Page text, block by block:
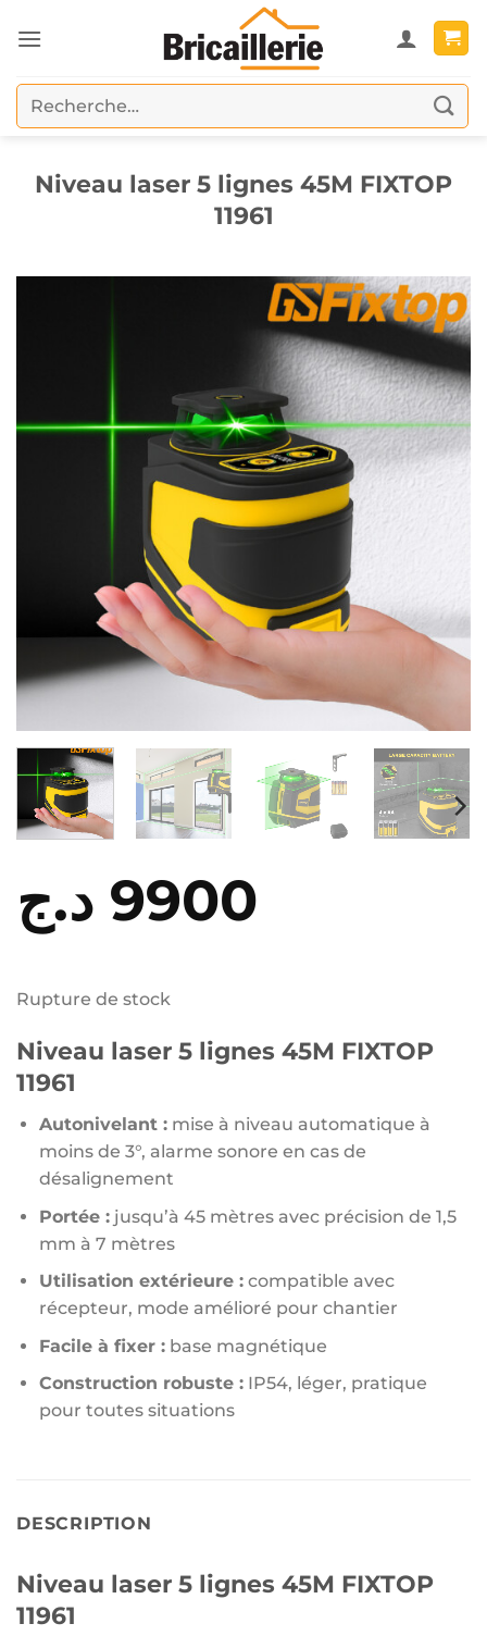
au
Recherche
pour :
Niveau laser 5 lignes 45M FIXTOP
11961
9900 د.ج
Rupture de stock
Niveau laser 5 lignes 45M FIXTOP
11961
Autonivelant :mise à niveau automatique à
moins de 3°, alarme sonore en cas de
désalignement
Portée :jusqu’à 45 mètres avec précision de 1,5
mm à 7 mètres
Utilisation extérieure :compatible avec
récepteur, mode amélioré pour chantier
Facile à fixer :base magnétique
Construction robuste :IP54, léger, pratique
pour toutes situations
DESCRIPTION
Niveau laser 5 lignes 45M FIXTOP
11961